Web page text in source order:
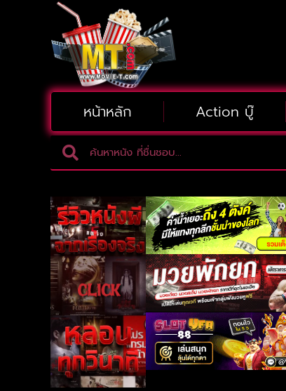
หน้าหลัก Action บู๊